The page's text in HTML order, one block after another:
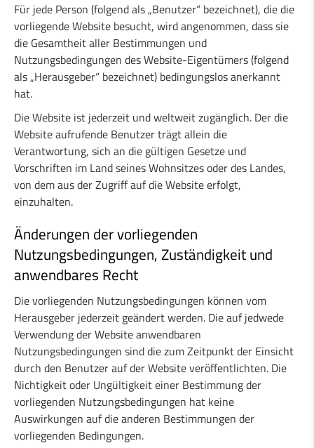
Für jede Person (folgend als „Benutzer“ bezeichnet), die die
vorliegende Website besucht, wird angenommen, dass sie
die Gesamtheit aller Bestimmungen und
Nutzungsbedingungen des Website-Eigentümers (folgend
als „Herausgeber“ bezeichnet) bedingungslos anerkannt
hat.
Die Website ist jederzeit und weltweit zugänglich. Der die
Website aufrufende Benutzer trägt allein die
Verantwortung, sich an die gültigen Gesetze und
Vorschriften im Land seines Wohnsitzes oder des Landes,
von dem aus der Zugriff auf die Website erfolgt,
einzuhalten.
Änderungen der vorliegenden
Nutzungsbedingungen, Zuständigkeit und
anwendbares Recht
Die vorliegenden Nutzungsbedingungen können vom
Herausgeber jederzeit geändert werden. Die auf jedwede
Verwendung der Website anwendbaren
Nutzungsbedingungen sind die zum Zeitpunkt der Einsicht
durch den Benutzer auf der Website veröffentlichten. Die
Nichtigkeit oder Ungültigkeit einer Bestimmung der
vorliegenden Nutzungsbedingungen hat keine
Auswirkungen auf die anderen Bestimmungen der
vorliegenden Bedingungen.